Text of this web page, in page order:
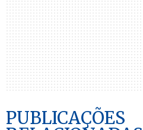
PUBLICAÇÕES